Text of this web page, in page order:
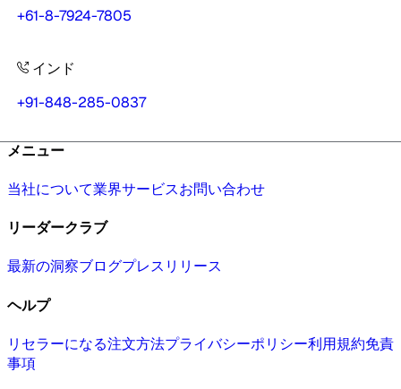
+61-8-7924-7805
インド
+91-848-285-0837
メニュー
当社について業界サービスお問い合わせ
リーダークラブ
最新の洞察ブログプレスリリース
ヘルプ
リセラーになる注文方法プライバシーポリシー利用規約免責
事項